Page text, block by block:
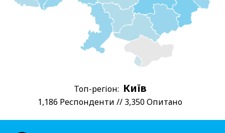
Топ-регіон: Київ
1,186 Респонденти // 3,350 Опитано